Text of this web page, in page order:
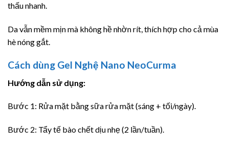
thấu nhanh.
Da vẫn mềm mịn mà không hề nhờn rít, thích hợp cho cả mùa
hè nóng gắt.
Cách dùng Gel Nghệ Nano NeoCurma
Hướng dẫn sử dụng:
Bước 1: Rửa mặt bằng sữa rửa mặt (sáng + tối/ngày).
Bước 2: Tẩy tế bào chết dịu nhẹ (2 lần/tuần).